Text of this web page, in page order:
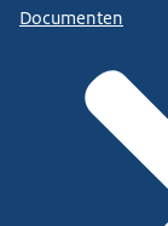
Documenten